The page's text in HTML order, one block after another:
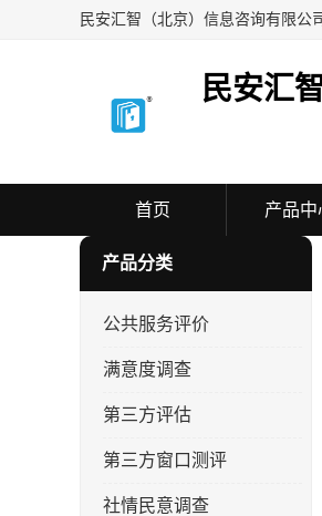
民安汇
首页 产品中
产品分类
公共服务评价
满意度调查
第三方评估
第三方窗口测评
社情民意调查